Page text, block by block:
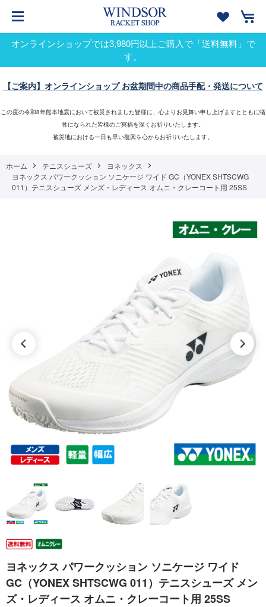
オンラインショップでは3,980円以上ご購入で「送料無料」で
す。
【ご案内】オンラインショップ お盆期間中の商品手配・発送について
この度の令和8年熊本地震において被災されました皆様に、心よりお見舞い申し上げますとともに犠
牲になられた皆様のご冥福を深くお祈りいたします。
被災地における一日も早い復興を心からお祈りいたします。
ホーム テニスシューズ
ヨネックス
ヨネックス パワークッション ソニケージ ワイド GC（YONEX SHTSCWG
011）テニスシューズ メンズ・レディース オムニ・クレーコート用 25SS
ヨネックス パワークッション ソニケージ ワイド
GC（YONEX SHTSCWG 011）テニスシューズ メン
ズ・レディース オムニ・クレーコート用 25SS